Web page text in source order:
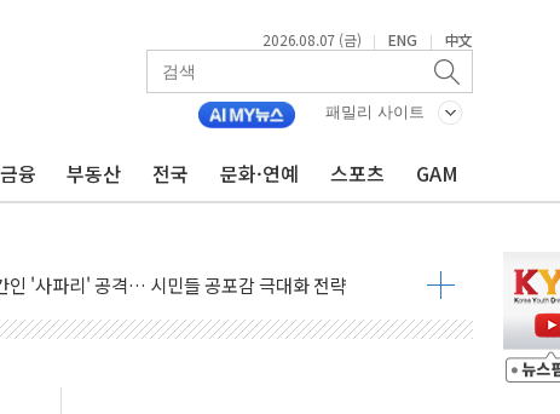
2026.08.07 (금) | ENG | 中文
패밀리 사이트
융 부동산 전국 문화·연예 스포츠 GAM
아이온큐·도어대시↑ VS 샌디스크·피그마·앱러빈↓
대…상법·자본시장법 개정 논의"
익실현 속 혼조세...웨스턴디지털·샌디스크↓
무즈 재개방 기대에 강세
까지, 상승...호실적 보고 기업 상승세 뚜렷
주총 기대감에 홀로 상한가…마진 잔액은 사상 최고
리지 위험수위…숨은 차입이 더 큰 변수"
, 경쟁상대 中과 비교해야"